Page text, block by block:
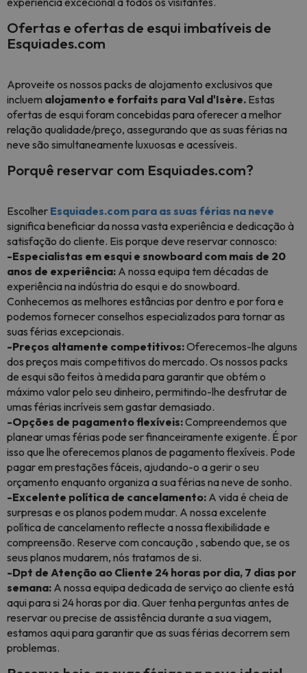
Ofertas e ofertas de esqui imbatíveis de
Esquiades.com
Aproveite os nossos packs de alojamento exclusivos que
incluem alojamento e forfaits para Val d'Isère. Estas
ofertas de esqui foram concebidas para oferecer a melhor
relação qualidade/preço, assegurando que as suas férias na
neve são simultaneamente luxuosas e acessíveis.
Porquê reservar com Esquiades.com?
Escolher Esquiades.com para as suas férias na neve
significa beneficiar da nossa vasta experiência e dedicação à
satisfação do cliente. Eis porque deve reservar connosco:
-Especialistas em esqui e snowboard com mais de 20
anos de experiência: A nossa equipa tem décadas de
experiência na indústria do esqui e do snowboard.
Conhecemos as melhores estâncias por dentro e por fora e
podemos fornecer conselhos especializados para tornar as
suas férias excepcionais.
-Preços altamente competitivos:Oferecemos-lhe alguns
dos preços mais competitivos do mercado. Os nossos packs
de esqui são feitos à medida para garantir que obtém o
máximo valor pelo seu dinheiro, permitindo-lhe desfrutar de
umas férias incríveis sem gastar demasiado.
-Opções de pagamento flexíveis:Compreendemos que
planear umas férias pode ser financeiramente exigente. É por
isso que lhe oferecemos planos de pagamento flexíveis. Pode
pagar em prestações fáceis, ajudando-o a gerir o seu
orçamento enquanto organiza a sua férias na neve de sonho.
-Excelente política de cancelamento: A vida é cheia de
surpresas e os planos podem mudar. A nossa excelente
política de cancelamento reflecte a nossa flexibilidade e
compreensão. Reserve com concaução , sabendo que, se os
seus planos mudarem, nós tratamos de si.
-Dpt de Atenção ao Cliente 24 horas por dia, 7 dias por
semana: A nossa equipa dedicada de serviço ao cliente está
aqui para si 24 horas por dia. Quer tenha perguntas antes de
reservar ou precise de assistência durante a sua viagem,
estamos aqui para garantir que as suas férias decorrem sem
problemas.